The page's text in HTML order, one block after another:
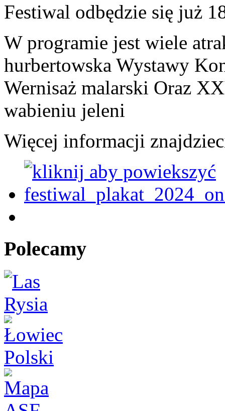
Festiwal odbędzie się już
W programie jest wiele
hurbertowska Wystawy
Wernisaż malarski Oraz
wabieniu jeleni
Więcej informacji
Polecamy